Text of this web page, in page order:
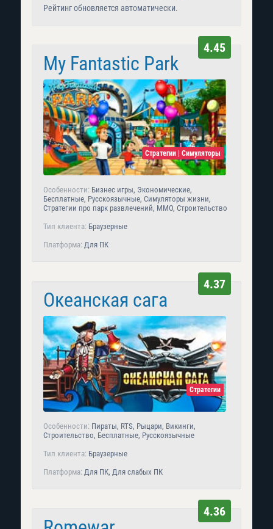
Рейтинг обновляется автоматически.
My Fantastic Park
4.45
Стратегии | Симуляторы
Особенности: Бизнес игры, Экономические,
Бесплатные, Русскоязычные, Симуляторы жизни,
Стратегии про парк развлечений, MMO, Строительство
Тип клиента: Браузерные
Платформа: Для ПК
Океанская сага
4.37
Стратегии
Особенности: Пираты, RTS, Рыцари, Викинги,
Строительство, Бесплатные, Русскоязычные
Тип клиента: Браузерные
Платформа: Для ПК, Для слабых ПК
4.36